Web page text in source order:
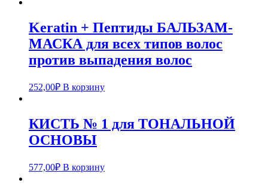
Keratin + Пептиды БАЛЬЗАМ-
МАСКА для всех типов волос
против выпадения волос
252,00₽ В корзину
КИСТЬ № 1 для ТОНАЛЬНОЙ
ОСНОВЫ
577,00₽ В корзину